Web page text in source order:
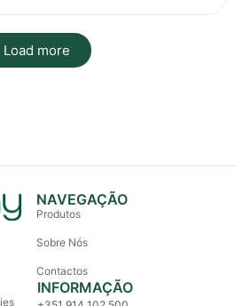
Load more
NAVEGAÇÃO
Produtos
Sobre Nós
Contactos
INFORMAÇÃO